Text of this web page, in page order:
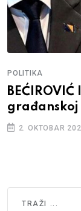
POLITIKA
građanskoj
2. OKTOBAR